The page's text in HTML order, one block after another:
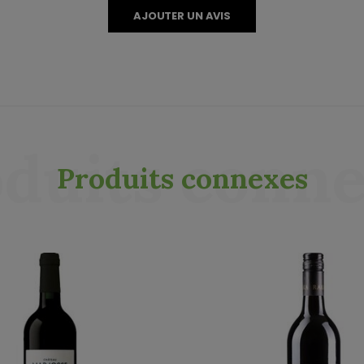
AJOUTER UN AVIS
Produits connexes